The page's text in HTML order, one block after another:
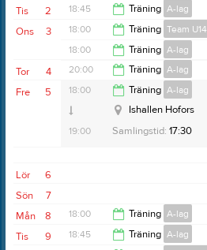
19:15
19:00
2
Tis 18:45 Träning A-lag
20:00
3
Ons 18:00 Träning Team U14
19:15
18:00 Träning A-lag
19:30
4
Tor 20:00 Träning A-lag
21:00
5
Fre 18:00 Träning A-lag
19:00
Ishallen Hofors
Samlingstid: 17:30
6
Lör
7
Sön
8
Mån 18:00 Träning A-lag
9
Tis 18:45 Träning A-lag